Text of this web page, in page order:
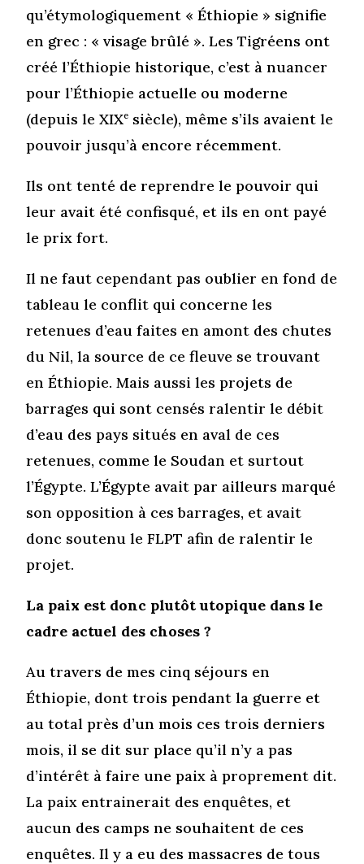
qu’étymologiquement « Éthiopie » signifie
en grec : « visage brûlé ». Les Tigréens ont
créé l’Éthiopie historique, c’est à nuancer
pour l’Éthiopie actuelle ou moderne
(depuis le XIXe siècle), même s’ils avaient le
pouvoir jusqu’à encore récemment.
Ils ont tenté de reprendre le pouvoir qui
leur avait été confisqué, et ils en ont payé
le prix fort.
Il ne faut cependant pas oublier en fond de
tableau le conflit qui concerne les
retenues d’eau faites en amont des chutes
du Nil, la source de ce fleuve se trouvant
en Éthiopie. Mais aussi les projets de
barrages qui sont censés ralentir le débit
d’eau des pays situés en aval de ces
retenues, comme le Soudan et surtout
l’Égypte. L’Égypte avait par ailleurs marqué
son opposition à ces barrages, et avait
donc soutenu le FLPT afin de ralentir le
projet.
La paix est donc plutôt utopique dans le
cadre actuel des choses ?
Au travers de mes cinq séjours en
Éthiopie, dont trois pendant la guerre et
au total près d’un mois ces trois derniers
mois, il se dit sur place qu’il n’y a pas
d’intérêt à faire une paix à proprement dit.
La paix entrainerait des enquêtes, et
aucun des camps ne souhaitent de ces
enquêtes. Il y a eu des massacres de tous